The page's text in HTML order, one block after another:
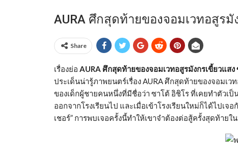
AURA ศึกสุดท้ายของจอมเวทอสูร
Share
เรื่องย่อ AURA ศึกสุดท้ายของจอมเวทอสูรมังกรเขี้ยวแส
ประเด็นน่ารู้ภาพยนตร์เรื่อง AURA ศึกสุดท้ายของจอมเ
ของเด็กผู้ชายคนหนึ่งที่มีชื่อว่า ซาโต้ อิชิโร ที่เคยทำตัวเป็
ออกจากโรงเรียนไป และเมื่อเข้าโรงเรียนใหม่ก็ได้ไปเจ
เชอร์” การพบเจอครั้งนี้ทำให้เขาจำต้องต่อสู้ครั้งสุดท้ายใ